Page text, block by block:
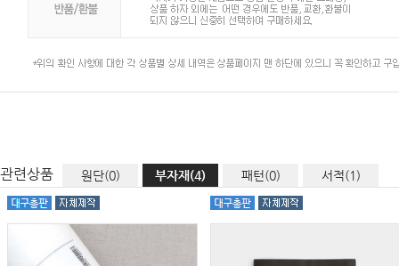
관련상품 원단(0) 부자재(4) 패턴(0) 서적(1)